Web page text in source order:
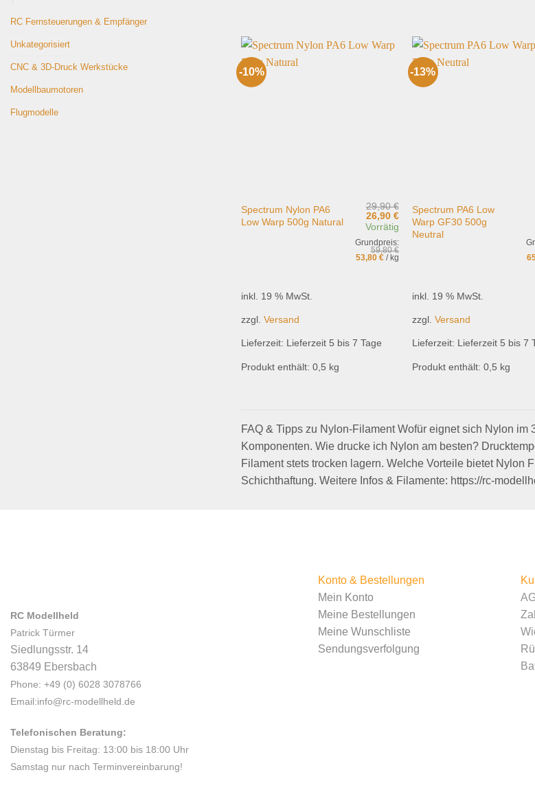
RC Fernsteuerungen & Empfänger
Unkategorisiert
CNC & 3D-Druck Werkstücke
Modellbaumotoren
Flugmodelle
-10%
Spectrum Nylon PA6
Low Warp 500g Natural
29,90€
Ursprünglicher
Preis
29,90 €
26,90 €Aktueller
Preis
ist:
26,90 €.
Vorrätig
Grundpreis:
59,80€
53,80 €/ kg
inkl. 19 % MwSt.
zzgl. Versand
Lieferzeit: Lieferzeit 5 bis 7 Tage
Produkt enthält: 0,5 kg
-13%
Spectrum PA6 Low
Warp GF30 500g
Neutral
inkl. 19 % MwSt.
zzgl.Versand
Lieferzeit: Lieferzeit 5 bis 7
Produkt enthält: 0,5 kg
FAQ & Tipps zu Nylon-Filament Wofür eignet sich Nylon
Komponenten. Wie drucke ich Nylon am besten?
Filament stets trocken lagern. Welche Vorteile bietet Nylon
Schichthaftung. Weitere Infos & Filamente: https://rc-
RC Modellheld
Patrick Türmer
Siedlungsstr. 14
63849 Ebersbach
Phone: +49 (0) 6028 3078766
Email:info@rc-modellheld.de
Telefonischen Beratung:
Dienstag bis Freitag: 13:00 bis 18:00 Uhr
Samstag nur nach Terminvereinbarung!
Konto & Bestellungen
Mein Konto
Meine Bestellungen
Meine Wunschliste
Sendungsverfolgung